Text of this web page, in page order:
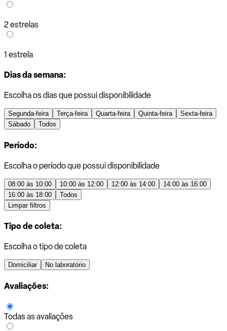
2 estrelas
1 estrela
Dias da semana:
Escolha os dias que possui disponibilidade
Segunda-feira Terça-feira Quarta-feira Quinta-feira
Sexta-feira
Sábado
Todos
Período:
Escolha o período que possui disponibilidade
08:00 às 10:00 10:00 às 12:00 12:00 às 14:00
14:00 às 16:00
16:00 às 18:00
Todos
Limpar filtros
Tipo de coleta:
Escolha o tipo de coleta
Domiciliar No laboratório
Avaliações:
Todas as avaliações